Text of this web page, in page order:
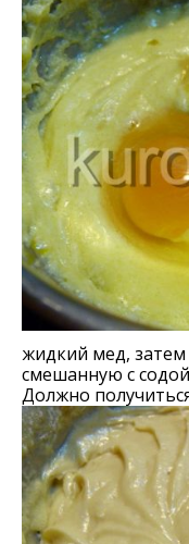
жидкий мед, затем
смешанную с
Должно